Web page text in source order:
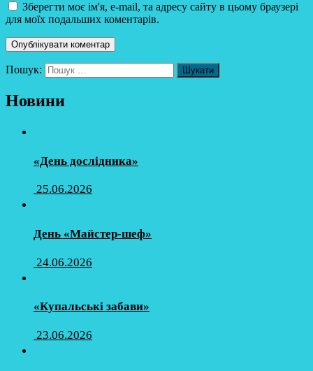
Зберегти моє ім'я, e-mail, та адресу сайту в цьому браузері
для моїх подальших коментарів.
Пошук:
Новини
«День дослідника»
25.06.2026
День «Майстер-шеф»
24.06.2026
«Купальські забави»
23.06.2026